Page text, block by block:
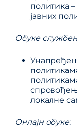
политика
јавних
Обуке
локалне
Онлајн обуке: